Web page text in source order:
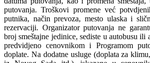
putovanja. Troškovi promene već
putnika, način prevoza, mesto ulaska i
rezervaciji. Organizator putovanja ne
broj smeštajne jedinice, sediste u autobusu
predvidjeno cenovnikom i Programom
doplate. Na dodatne usluge (doplata za